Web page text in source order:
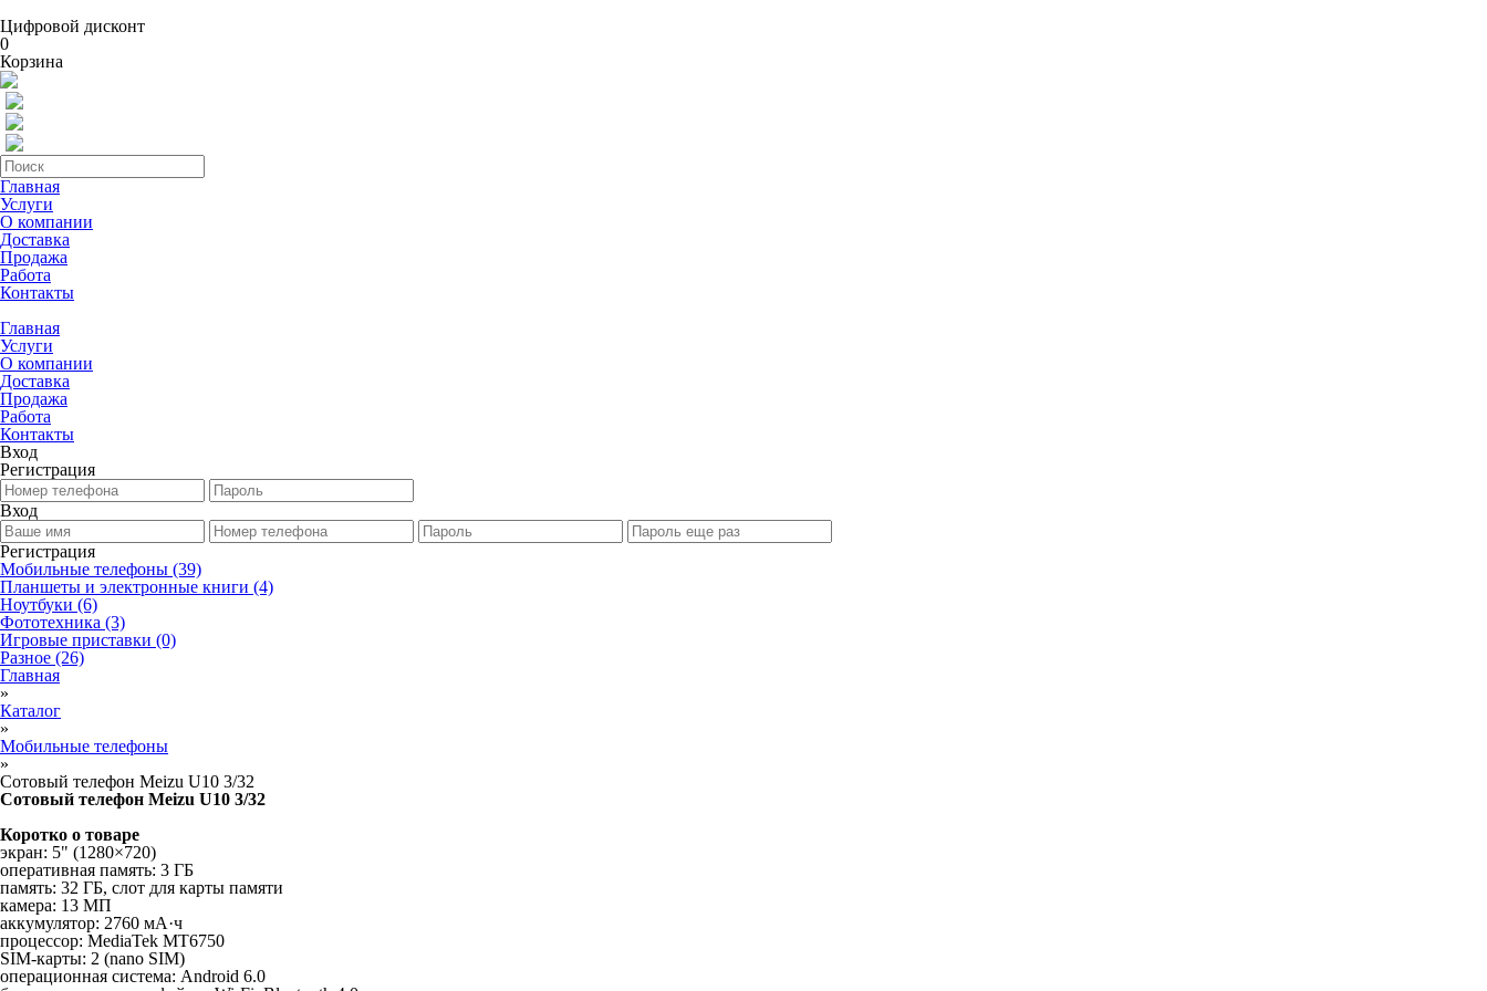
Цифровой дисконт
0
Корзина
Главная
Услуги
О компании
Доставка
Продажа
Работа
Контакты
Главная
Услуги
О компании
Доставка
Продажа
Работа
Контакты
Вход
Регистрация
Вход
Регистрация
Мобильные телефоны (39)
Планшеты и электронные книги (4)
Ноутбуки (6)
Фототехника (3)
Игровые приставки (0)
Разное (26)
Главная
»
Каталог
»
Мобильные телефоны
»
Сотовый телефон Meizu U10 3/32
Сотовый телефон Meizu U10 3/32
Коротко о товаре
экран: 5" (1280×720)
оперативная память: 3 ГБ
память: 32 ГБ, слот для карты памяти
камера: 13 МП
аккумулятор: 2760 мА·ч
процессор: MediaTek MT6750
SIM-карты: 2 (nano SIM)
операционная система: Android 6.0